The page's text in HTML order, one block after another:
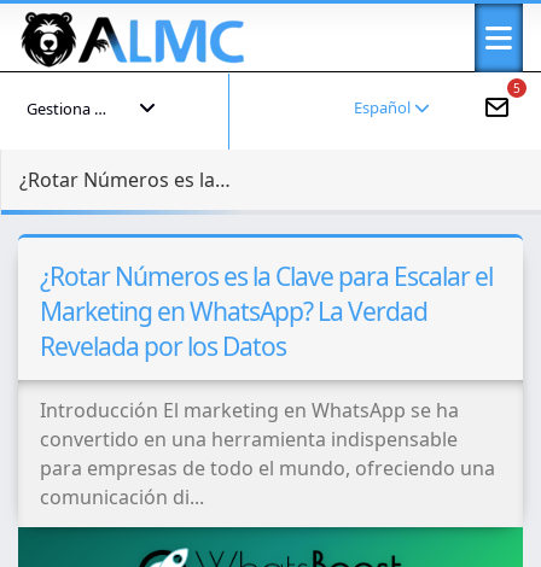
5
Español
Gestiona tu cuenta
¿Rotar Números es la Clave para Escalar el Marketing en WhatsApp? La Verdad Revelada por los Datos
¿Rotar Números es la Clave para Escalar el
Marketing en WhatsApp? La Verdad
Revelada por los Datos
Introducción El marketing en WhatsApp se ha
convertido en una herramienta indispensable
para empresas de todo el mundo, ofreciendo una
comunicación di...